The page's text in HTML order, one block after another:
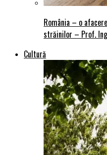
România – o
străinilor – Prof.
Cultură